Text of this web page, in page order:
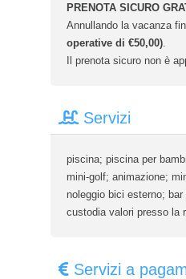
PRENOTA SICURO
Annullando la vacanza
operative di €50,00).
Il prenota sicuro non è
Servizi
piscina; piscina per
mini-golf; animazione;
noleggio bici esterno;
custodia valori presso la
Servizi a